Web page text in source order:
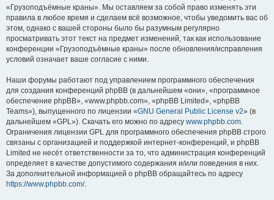
«Грузоподъёмные краны». Мы оставляем за собой право изменять эти
правила в любое время и сделаем всё возможное, чтобы уведомить вас об
этом, однако с вашей стороны было бы разумным регулярно
просматривать этот текст на предмет изменений, так как использование
конференции «Грузоподъёмные краны» после обновления/исправления
условий означает ваше согласие с ними.
Наши форумы работают под управлением программного обеспечения
для создания конференций phpBB (в дальнейшем «они», «программное
обеспечение phpBB», «www.phpbb.com», «phpBB Limited», «phpBB
Teams»), выпущенного по лицензии «GNU General Public License v2» (в
дальнейшем «GPL»). Скачать его можно по адресу www.phpbb.com.
Ограничения лицензии GPL для программного обеспечения phpBB строго
связаны с организацией и поддержкой интернет-конференций, и phpBB
Limited не несёт ответственности за то, что администрация конференций
определяет в качестве допустимого содержания и/или поведения в них.
За дополнительной информацией о phpBB обращайтесь по адресу
https://www.phpbb.com/.